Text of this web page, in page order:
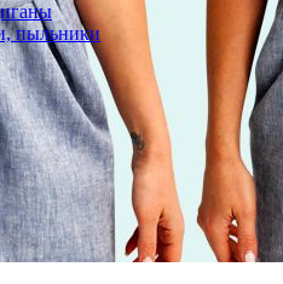
пыльники